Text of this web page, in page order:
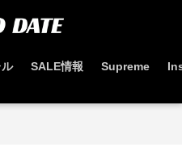
SALE情報 Supreme